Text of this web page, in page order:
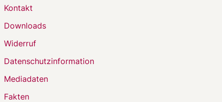
Kontakt
Downloads
Widerruf
Datenschutzinformation
Mediadaten
Fakten